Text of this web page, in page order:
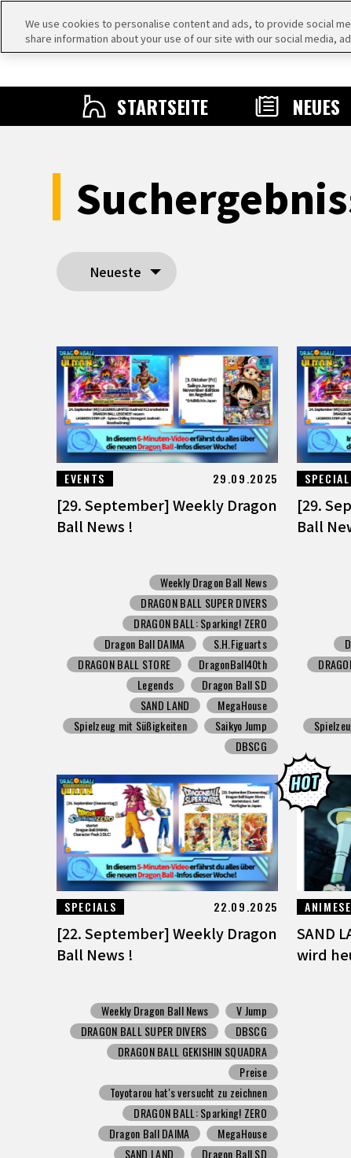
STARTSEITE NEUES
Neueste
EVENTS 29.09.2025
[29. September] Weekly Dragon
Ball News !
Weekly Dragon Ball News
DRAGON BALL SUPER DIVERS
DRAGON BALL: Sparking! ZERO
Dragon Ball DAIMA
S.H.Figuarts
DRAGON BALL STORE
DragonBall40th
Legends
Dragon Ball SD
SAND LAND
MegaHouse
Spielzeug mit Süßigkeiten
Saikyo Jump
DBSCG
[29.
Ball
SPECIALS 22.09.2025
[22. September] Weekly Dragon
Ball News !
Weekly Dragon Ball News
V Jump
DRAGON BALL SUPER DIVERS
DBSCG
DRAGON BALL GEKISHIN SQUADRA
Preise
Toyotarou hat's versucht zu zeichnen
DRAGON BALL: Sparking! ZERO
Dragon Ball DAIMA
MegaHouse
SAND LAND
Dragon Ball SD
SAND
wird
We use cookies to personalise content and ads, to provide social
share information about your use of our site with our social media,